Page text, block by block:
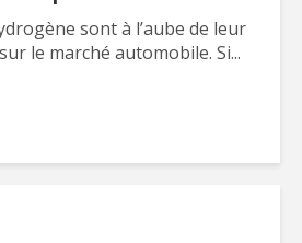
sont à l’aube de leur
le marché automobile. Si...